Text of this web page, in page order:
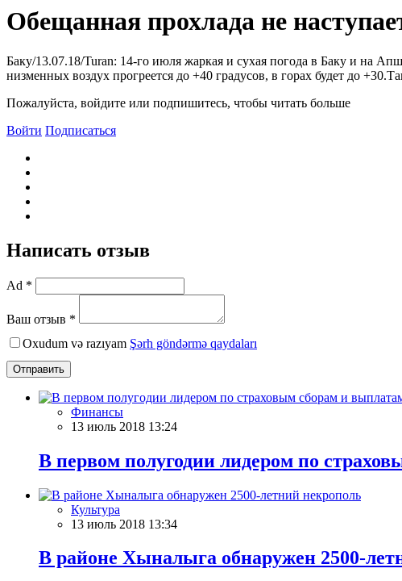
Обещанная прохлада не
Баку/13.07.18/Turan: 14-го июля жаркая и сухая погода в Баку и на
низменных воздух прогреется до +40 градусов, в горах будет до
Пожалуйста, войдите или подпишитесь, чтобы читать больше
Войти Подписаться
Написать отзыв
Ad *
Ваш отзыв *
Oxudum və razıyam Şərh göndərmə qaydaları
Отправить
Финансы
13 июль 2018 13:24
В первом полугодии лидером по
Культура
13 июль 2018 13:34
В районе Хыналыга обнаружен 2500-